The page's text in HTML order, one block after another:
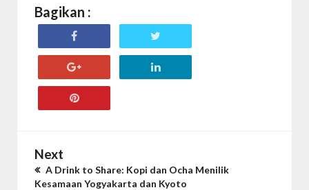
Bagikan :
Next
A Drink to Share: Kopi dan Ocha Menilik
Kesamaan Yogyakarta dan Kyoto